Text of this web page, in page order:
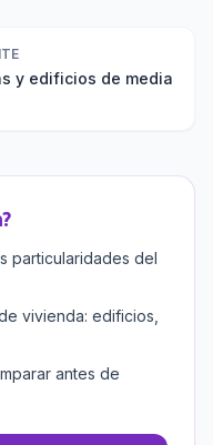
y edificios de media
?
particularidades del
vivienda: edificios,
antes de